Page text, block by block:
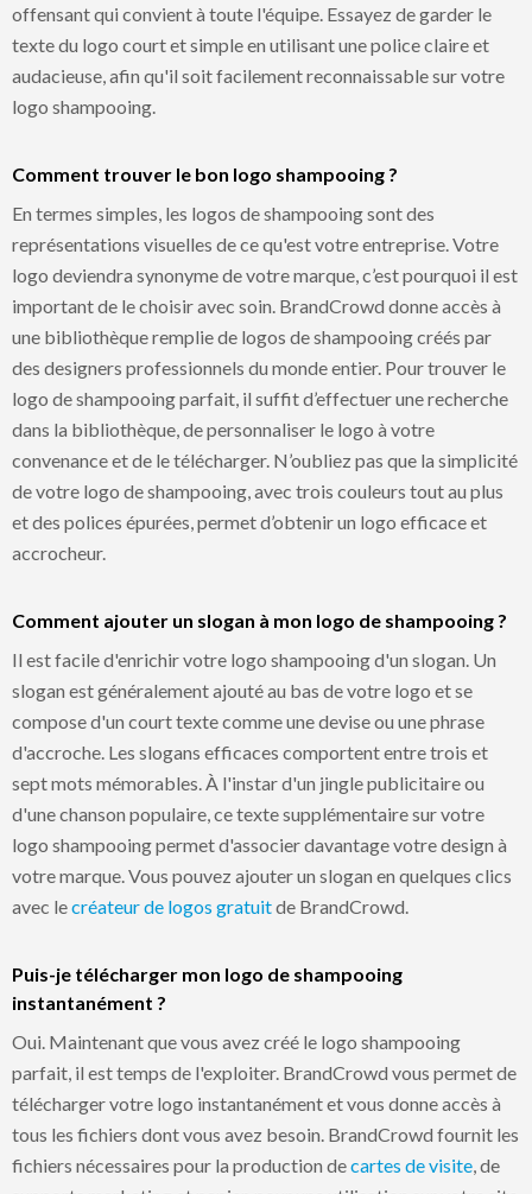
offensant qui convient à toute l'équipe. Essayez de garder le
texte du logo court et simple en utilisant une police claire et
audacieuse, afin qu'il soit facilement reconnaissable sur votre
logo shampooing.
Comment trouver le bon logo shampooing ?
En termes simples, les logos de shampooing sont des
représentations visuelles de ce qu'est votre entreprise. Votre
logo deviendra synonyme de votre marque, c’est pourquoi il est
important de le choisir avec soin. BrandCrowd donne accès à
une bibliothèque remplie de logos de shampooing créés par
des designers professionnels du monde entier. Pour trouver le
logo de shampooing parfait, il suffit d’effectuer une recherche
dans la bibliothèque, de personnaliser le logo à votre
convenance et de le télécharger. N’oubliez pas que la simplicité
de votre logo de shampooing, avec trois couleurs tout au plus
et des polices épurées, permet d’obtenir un logo efficace et
accrocheur.
Comment ajouter un slogan à mon logo de shampooing ?
Il est facile d'enrichir votre logo shampooing d'un slogan. Un
slogan est généralement ajouté au bas de votre logo et se
compose d'un court texte comme une devise ou une phrase
d'accroche. Les slogans efficaces comportent entre trois et
sept mots mémorables. À l'instar d'un jingle publicitaire ou
d'une chanson populaire, ce texte supplémentaire sur votre
logo shampooing permet d'associer davantage votre design à
votre marque. Vous pouvez ajouter un slogan en quelques clics
avec lecréateur de logos gratuitde BrandCrowd.
Puis-je télécharger mon logo de shampooing
instantanément ?
Oui. Maintenant que vous avez créé le logo shampooing
parfait, il est temps de l'exploiter. BrandCrowd vous permet de
télécharger votre logo instantanément et vous donne accès à
tous les fichiers dont vous avez besoin. BrandCrowd fournit les
fichiers nécessaires pour la production decartes de visite , de